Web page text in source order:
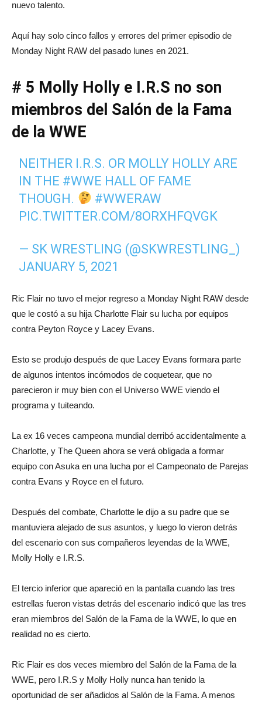
nuevo talento.
Aquí hay solo cinco fallos y errores del primer episodio de
Monday Night RAW del pasado lunes en 2021.
# 5 Molly Holly e I.R.S no son
miembros del Salón de la Fama
de la WWE
NEITHER I.R.S. OR MOLLY HOLLY ARE
IN THE #WWE HALL OF FAME
THOUGH.
#WWERAW
PIC.TWITTER.COM/8ORXHFQVGK
— SK WRESTLING (@SKWRESTLING_)
JANUARY 5, 2021
Ric Flair no tuvo el mejor regreso a Monday Night RAW desde
que le costó a su hija Charlotte Flair su lucha por equipos
contra Peyton Royce y Lacey Evans.
Esto se produjo después de que Lacey Evans formara parte
de algunos intentos incómodos de coquetear, que no
parecieron ir muy bien con el Universo WWE viendo el
programa y tuiteando.
La ex 16 veces campeona mundial derribó accidentalmente a
Charlotte, y The Queen ahora se verá obligada a formar
equipo con Asuka en una lucha por el Campeonato de Parejas
contra Evans y Royce en el futuro.
Después del combate, Charlotte le dijo a su padre que se
mantuviera alejado de sus asuntos, y luego lo vieron detrás
del escenario con sus compañeros leyendas de la WWE,
Molly Holly e I.R.S.
El tercio inferior que apareció en la pantalla cuando las tres
estrellas fueron vistas detrás del escenario indicó que las tres
eran miembros del Salón de la Fama de la WWE, lo que en
realidad no es cierto.
Ric Flair es dos veces miembro del Salón de la Fama de la
WWE, pero I.R.S y Molly Holly nunca han tenido la
oportunidad de ser añadidos al Salón de la Fama. A menos